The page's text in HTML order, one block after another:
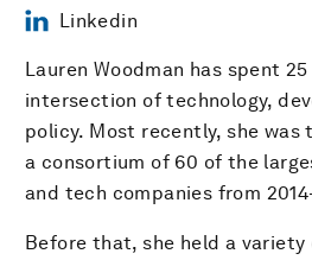
Linkedin
Lauren Woodman has spent
intersection of technology,
policy. Most recently, she was
a consortium of 60 of the
and tech companies from
Before that, she held a